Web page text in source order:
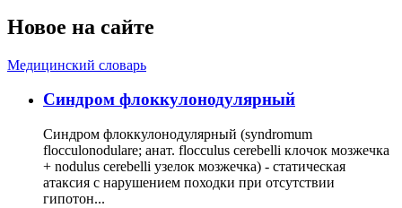
Новое на сайте
Медицинский словарь
Cиндром флоккулонодулярный
Синдром флоккулонодулярный (syndromum
flocculonodulare; анат. flocculus cerebelli клочок мозжечка
+ nodulus cerebelli узелок мозжечка) - статическая
атаксия с нарушением походки при отсутствии
гипотон...